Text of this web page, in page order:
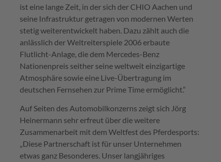
ist eine lange Zeit, in der sich der CHIO Aachen und
seine Infrastruktur getragen von modernen Werten
stetig weiterentwickelt haben. Dazu zählt auch die
anlässlich der Weltreiterspiele 2006 erbaute
Flutlicht-Anlage, die dem Mercedes-Benz
Nationenpreis seither seine weltweit einzigartige
Atmosphäre sowie eine Live-Übertragung im
deutschen Fernsehen zur Prime Time ermöglicht.“
Auf Seiten des Automobilkonzerns zeigt sich Jörg
Heinermann sehr erfreut über die weitere
Zusammenarbeit mit dem Weltfest des Pferdesports:
„Diese Partnerschaft ist für unser Unternehmen
etwas ganz Besonderes. Unser langjähriges